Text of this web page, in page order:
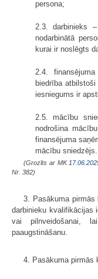
persona;
2.3. darbinieks
nodarbinātā
kurai ir noslēgts
2.4.
biedrība
iesniegums ir
2.5. mācību
nodrošina
finansējuma
mācību sniedzējs.
(Grozīts ar MK
Nr. 382)
3. Pasākuma
darbinieku kvalifikācijas
vai pilnveidošanai,
paaugstināšanu.
4. Pasākuma pirmās